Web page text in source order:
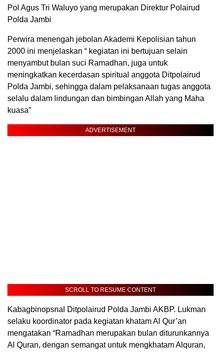
Pol Agus Tri Waluyo yang merupakan Direktur Polairud
Polda Jambi
Perwira menengah jebolan Akademi Kepolisian tahun
2000 ini menjelaskan “ kegiatan ini bertujuan selain
menyambut bulan suci Ramadhan, juga untuk
meningkatkan kecerdasan spiritual anggota Ditpolairud
Polda Jambi, sehingga dalam pelaksanaan tugas anggota
selalu dalam lindungan dan bimbingan Allah yang Maha
kuasa”
ADVERTISEMENT
SCROLL TO RESUME CONTENT
Kabagbinopsnal Ditpolairud Polda Jambi AKBP. Lukman
selaku koordinator pada kegiatan khatam Al Qur’an
mengatakan “Ramadhan merupakan bulan diturunkannya
Al Quran, dengan semangat untuk mengkhatam Alquran,